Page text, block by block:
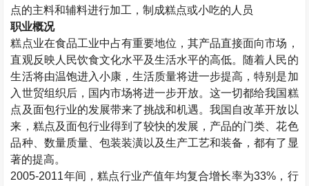
点的主料和辅料进行加工，制成糕点或小吃的人员
职业概况
糕点业在食品工业中占有重要地位，其产品直接面向市场，
直观反映人民饮食文化水平及生活水平的高低。随着人民的
生活将由温饱进入小康，生活质量将进一步提高，特别是加
入世贸组织后，国内市场将进一步开放。这一切都给我国糕
点及面包行业的发展带来了挑战和机遇。我国自改革开放以
来，糕点及面包行业得到了较快的发展，产品的门类、花色
品种、数量质量、包装装潢以及生产工艺和装备，都有了显
著的提高。
2005-2011年间，糕点行业产值年均复合增长率为33%，行